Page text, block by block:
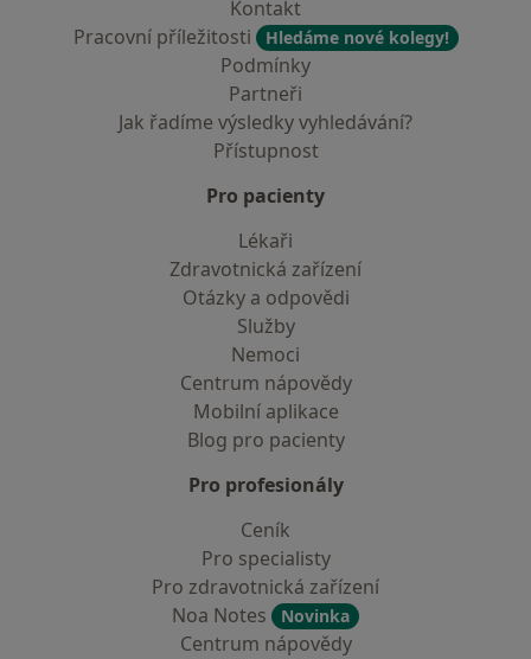
Kontakt
Pracovní příležitosti
Hledáme nové kolegy!
Podmínky
Partneři
Jak řadíme výsledky vyhledávání?
Přístupnost
Pro pacienty
Lékaři
Zdravotnická zařízení
Otázky a odpovědi
Služby
Nemoci
Centrum nápovědy
Mobilní aplikace
Blog pro pacienty
Pro profesionály
Ceník
Pro specialisty
Pro zdravotnická zařízení
Noa Notes
Novinka
Centrum nápovědy